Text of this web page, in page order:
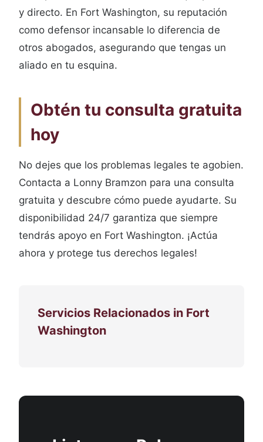
y directo. En Fort Washington, su reputación
como defensor incansable lo diferencia de
otros abogados, asegurando que tengas un
aliado en tu esquina.
Obtén tu consulta gratuita
hoy
No dejes que los problemas legales te agobien.
Contacta a Lonny Bramzon para una consulta
gratuita y descubre cómo puede ayudarte. Su
disponibilidad 24/7 garantiza que siempre
tendrás apoyo en Fort Washington. ¡Actúa
ahora y protege tus derechos legales!
Servicios Relacionados in Fort
Washington